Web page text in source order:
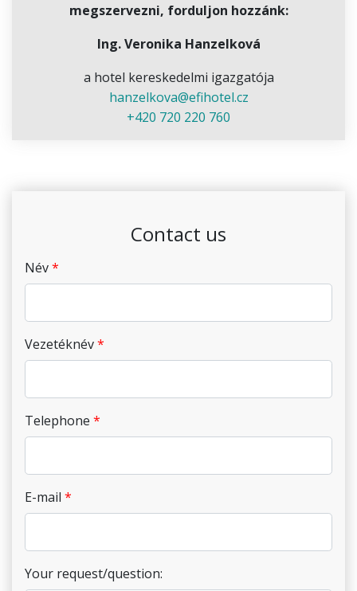
megszervezni, forduljon hozzánk:
Ing. Veronika Hanzelková
a hotel kereskedelmi igazgatója
hanzelkova@efihotel.cz
+420 720 220 760
Contact us
Név
Vezetéknév
Telephone
E-mail
Your request/question: